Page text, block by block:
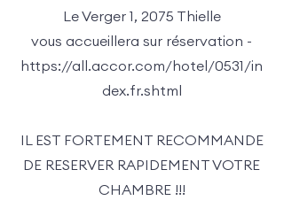
Le Verger 1, 2075 Thielle
vous accueillera sur réservation -
https://all.accor.com/hotel/0531/in
dex.fr.shtml
IL EST FORTEMENT RECOMMANDE
DE RESERVER RAPIDEMENT VOTRE
CHAMBRE !!!